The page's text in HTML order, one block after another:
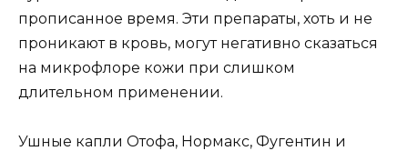
прописанное время. Эти препараты, хоть и не
проникают в кровь, могут негативно сказаться
на микрофлоре кожи при слишком
длительном применении.
Ушные капли Отофа, Нормакс, Фугентин и